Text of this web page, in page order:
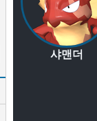
샤맨더